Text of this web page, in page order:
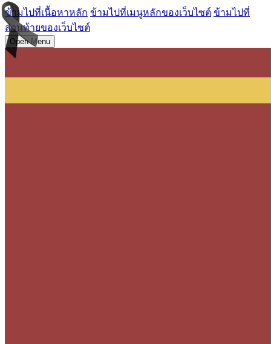
ข้ามไปที่เนื้อหาหลัก ข้ามไปที่เมนูหลักของเว็บไซต์ ข้ามไปที่
ส่วนท้ายของเว็บไซต์
Open Menu